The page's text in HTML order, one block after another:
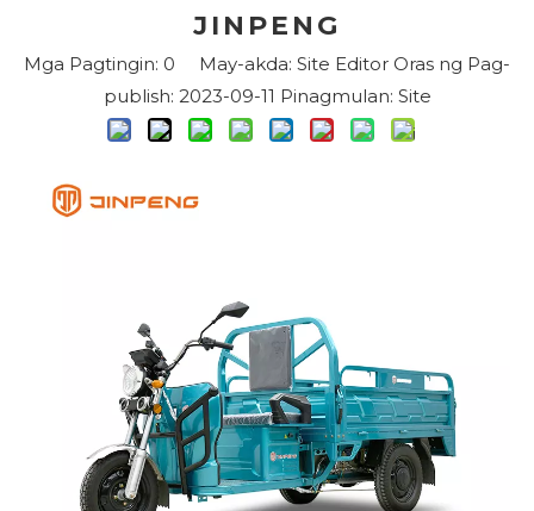
JINPENG
Mga Pagtingin: 0 May-akda: Site Editor Oras ng Pag-
publish: 2023-09-11 Pinagmulan: Site